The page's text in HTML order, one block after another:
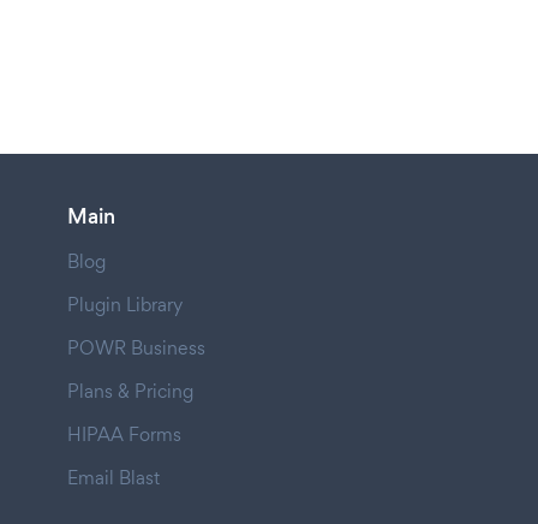
Main
Blog
Plugin Library
POWR Business
Plans & Pricing
HIPAA Forms
Email Blast